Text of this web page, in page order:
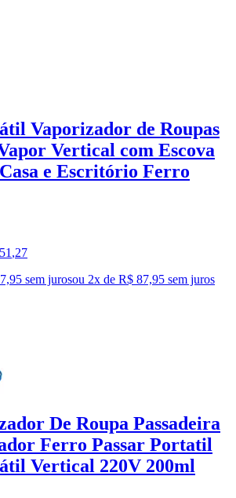
Vaporizador de Roupas
Vertical com Escova
e Escritório Ferro
,27
sem jurosou 2x de R$ 87,95 sem juros
De Roupa Passadeira
Ferro Passar Portatil
Vertical 220V 200ml